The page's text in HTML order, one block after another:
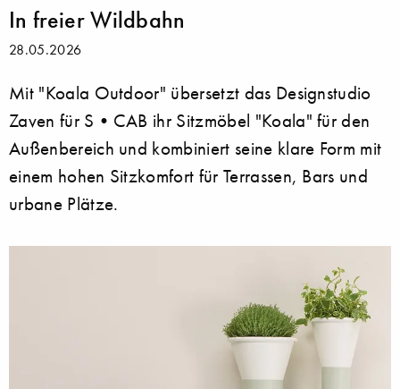
In freier Wildbahn
28.05.2026
Mit "Koala Outdoor" übersetzt das Designstudio
Zaven für S•CAB ihr Sitzmöbel "Koala" für den
Außenbereich und kombiniert seine klare Form mit
einem hohen Sitzkomfort für Terrassen, Bars und
urbane Plätze.